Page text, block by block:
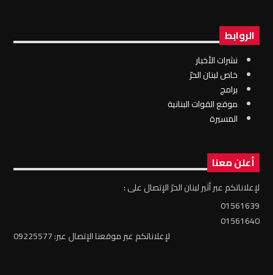
الروابط
نشرات الأخبار
خاص لبنان الحرّ
برامج
موقع القوات البنانية
المسيرة
أعلن معنا
لإعلاناتكم عبر أثير لبنان الحرّ الإتصال على :
01561639
01561640
لإعلاناتكم عبر موقعنا الإتصال عبر: 09225577